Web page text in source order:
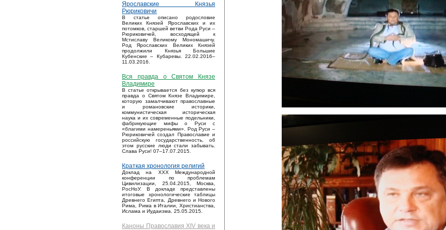
Ярославские Князья
Рюриковичи
В статье описано родословие
Великих Князей Ярославских и их
потомков, старшей ветви Рода Руси –
Рюриковичей, восходящей к
Мстиславу Великому Мономашичу.
Род Ярославских Великих Князей
продолжили Князья Большие
Кубенские – Кубаревы. 22.02.2016–
11.03.2016.
Вся правда о Святом Князе
Владимире
В статье открывается без купюр вся
правда о Святом Князе Владимире,
которую замалчивают православные
и романовские историки,
коммунистическая историческая
наука и их современные подельники,
фабрикующие мифы о Руси с
«благими намереньями». Род Руси –
Рюриковичей создал Православие и
российскую государственность, об
этом русские люди стали забывать.
Слава Руси! 07–17.07.2015.
Краткая хронология религий
Доклад на XXX Международной
конференции по проблемам
Цивилизации, 25.04.2015, Москва,
РосНоУ. В докладе представлены
итоговые хронологические таблицы
Древнего Египта, Древнего и Нового
Рима, Рима в Италии, Христианства,
Ислама и Иудаизма. 25.05.2015.
Каноны Православия XIV века и